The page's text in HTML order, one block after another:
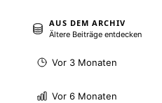
AUS DEM ARCHIV
Ältere Beiträge entdecken
Vor 3 Monaten
Vor 6 Monaten